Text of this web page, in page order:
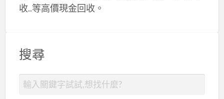
收..等高價現金回收。
搜尋